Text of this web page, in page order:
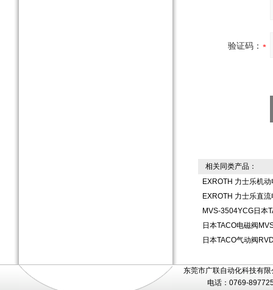
验证码：
相关同类产品：
EXROTH 力士乐机
EXROTH 力士乐直
MVS-3504YCG日本
日本TACO电磁阀
日本TACO气动阀
东莞市广联自动化科技有
电话：0769-